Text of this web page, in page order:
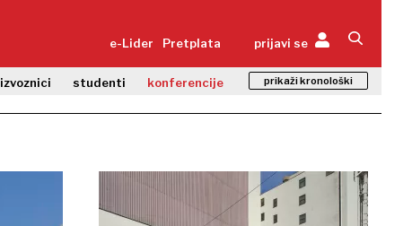
e-Lider Pretplata prijavi se
izvoznici studenti konferencije prikaži kronološki